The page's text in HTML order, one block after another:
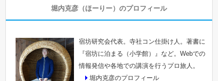
堀内克彦（ほーりー）のプロフィール
宿坊研究会代表。寺社コン仕掛け人。著書に
『宿坊に泊まる（小学館）』など。Webでの
情報発信や各地での講演を行うプロ旅人。
堀内克彦のプロフィール